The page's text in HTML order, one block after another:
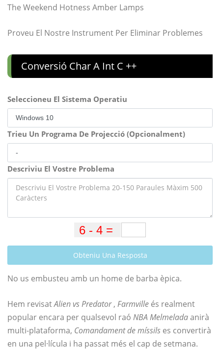
The Weekend Hotness Amber Lamps
Proveu El Nostre Instrument Per Eliminar Problemes
Conversió Char A Int C ++
Seleccioneu El Sistema Operatiu
Trieu Un Programa De Projecció (Opcionalment)
Descriviu El Vostre Problema
Obteniu Una Resposta
No us embusteu amb un home de barba èpica.
Hem revisatAlien vs Predator, Farmville és realment
popular encara per qualsevol raó NBA Melmeladaanirà
multi-plataforma, Comandament de míssils es convertirà
en una pel·lícula i ha passat més el cap de setmana.